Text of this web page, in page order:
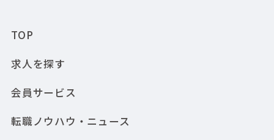
TOP
求人を探す
会員サービス
転職ノウハウ・ニュース